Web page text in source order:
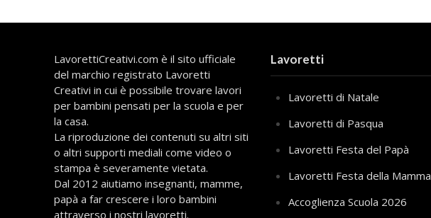
LavorettiCreativi.com è il sito ufficiale
del marchio registrato Lavoretti
Creativi in cui è possibile trovare lavori
per bambini pensati per la scuola e per
la casa.
La riproduzione dei contenuti su altri siti
o altri supporti mediali come video o
stampa è severamente vietata.
Dal 2012 aiutiamo insegnanti, mamme,
papà a far crescere i loro bambini
attraverso i nostri lavoretti.
Lavoretti
Lavoretti di Natale
Lavoretti di Pasqua
Lavoretti Festa del Papà
Lavoretti Festa della Mamma
Accoglienza Scuola 2026